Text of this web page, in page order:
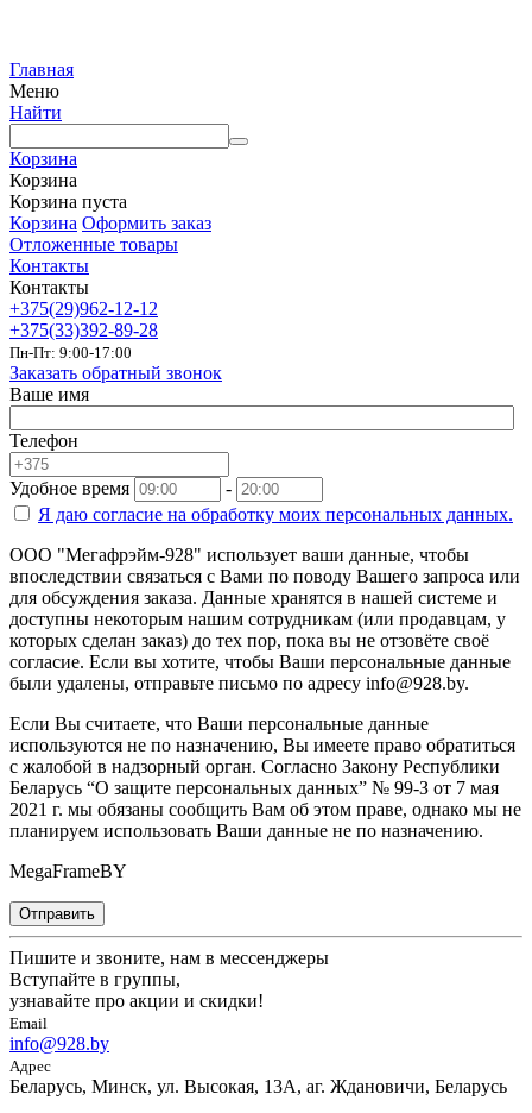
Главная
Меню
Найти
Корзина
Корзина
Корзина пуста
Корзина Оформить заказ
Отложенные товары
Контакты
Контакты
+375(29)962-12-12
+375(33)392-89-28
Пн-Пт: 9:00-17:00
Заказать обратный звонок
Ваше имя
Телефон
Удобное время
-
Я даю согласие на обработку моих персональных данных.
ООО "Мегафрэйм-928" использует ваши данные, чтобы
впоследствии связаться с Вами по поводу Вашего запроса или
для обсуждения заказа. Данные хранятся в нашей системе и
доступны некоторым нашим сотрудникам (или продавцам, у
которых сделан заказ) до тех пор, пока вы не отзовёте своё
согласие. Если вы хотите, чтобы Ваши персональные данные
были удалены, отправьте письмо по адресу info@928.by.
Если Вы считаете, что Ваши персональные данные
используются не по назначению, Вы имеете право обратиться
с жалобой в надзорный орган. Согласно Закону Республики
Беларусь “О защите персональных данных” № 99-З от 7 мая
2021 г. мы обязаны сообщить Вам об этом праве, однако мы не
планируем использовать Ваши данные не по назначению.
MegaFrameBY
Отправить
Пишите и звоните, нам в мессенджеры
Вступайте в группы,
узнавайте про акции и скидки!
Email
info@928.by
Адрес
Беларусь, Минск, ул. Высокая, 13А, аг. Ждановичи, Беларусь